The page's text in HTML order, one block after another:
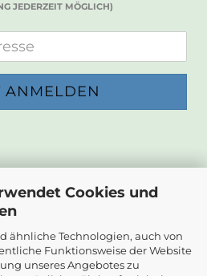
Cookies und
ähnliche Technologien, auch von
Funktionsweise der Website
unseres Angebotes zu
JEDERZEIT MÖGLICH)